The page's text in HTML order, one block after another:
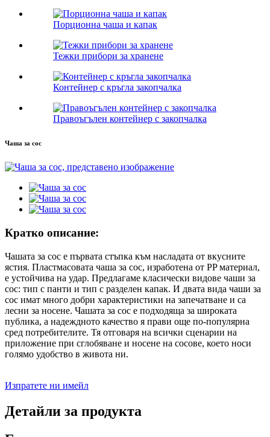
Порционна чаша и капак
Тежки прибори за хранене
Контейнер с кръгла закопчалка
Правоъгълен контейнер с закопчалка
Чаша за сос
Кратко описание:
Чашата за сос е първата стъпка към насладата от вкусните
ястия. Пластмасовата чаша за сос, изработена от PP материал,
е устойчива на удар. Предлагаме класически видове чаши за
сос: тип с панти и тип с разделен капак. И двата вида чаши за
сос имат много добри характеристики на запечатване и са
лесни за носене. Чашата за сос е подходяща за широката
публика, а надеждното качество я прави още по-популярна
сред потребителите. Тя отговаря на всички сценарии на
приложение при сглобяване и носене на сосове, което носи
голямо удобство в живота ни.
Изпратете ни имейл
Детайли за продукта